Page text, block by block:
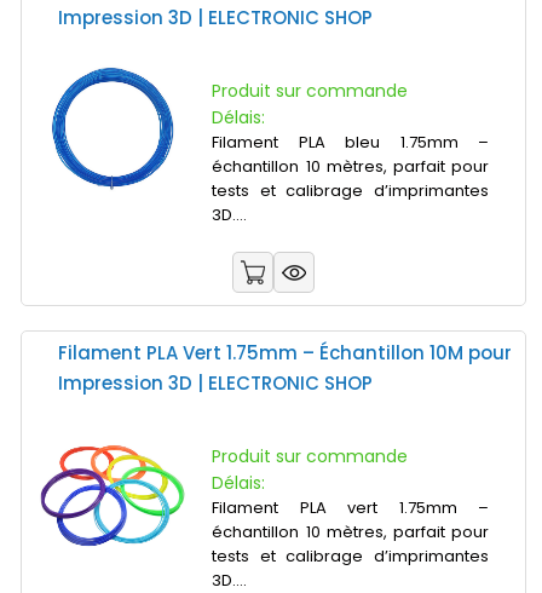
Impression 3D | ELECTRONIC SHOP
Produit sur commande
Délais:
Filament PLA bleu 1.75mm –
échantillon 10 mètres, parfait pour
tests et calibrage d’imprimantes
3D....
Filament PLA Vert 1.75mm – Échantillon 10M pour
Impression 3D | ELECTRONIC SHOP
Produit sur commande
Délais:
Filament PLA vert 1.75mm –
échantillon 10 mètres, parfait pour
tests et calibrage d’imprimantes
3D....